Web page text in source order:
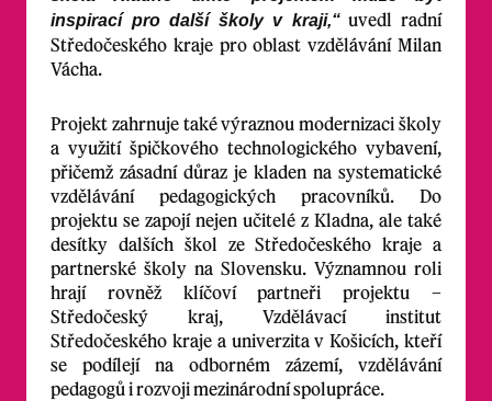
inspirací pro další školy v kraji,“ uvedl radní
Středočeského kraje pro oblast vzdělávání Milan
Vácha.
Projekt zahrnuje také výraznou modernizaci školy
a využití špičkového technologického vybavení,
přičemž zásadní důraz je kladen na systematické
vzdělávání pedagogických pracovníků. Do
projektu se zapojí nejen učitelé z Kladna, ale také
desítky dalších škol ze Středočeského kraje a
partnerské školy na Slovensku. Významnou roli
hrají rovněž klíčoví partneři projektu –
Středočeský kraj, Vzdělávací institut
Středočeského kraje a univerzita v Košicích, kteří
se podílejí na odborném zázemí, vzdělávání
pedagogů i rozvoji mezinárodní spolupráce.